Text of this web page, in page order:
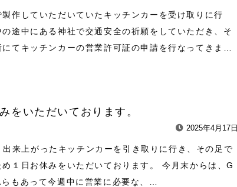
作していただいていたキッチンカーを受け取りに行
途中にある神社で交通安全の祈願をしていただき、そ
てキッチンカーの営業許可証の申請を行なってきま…
をいただいております。
2025年4月17日
来上がったキッチンカーを引き取りに行き、その足で
１日お休みをいただいております。 今月末からは、G
もあって今週中に営業に必要な、…